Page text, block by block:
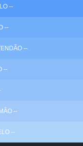
--
--
--
--
--
--